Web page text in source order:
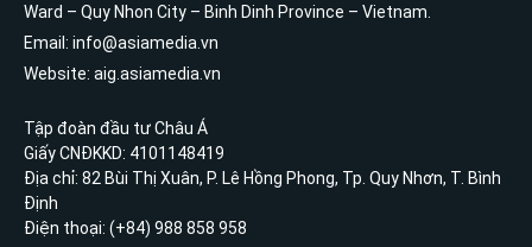
Ward – Quy Nhon City – Binh Dinh Province – Vietnam.
Email: info@asiamedia.vn
Website: aig.asiamedia.vn
Tập đoàn đầu tư Châu Á
Giấy CNĐKKD: 4101148419
Địa chỉ: 82 Bùi Thị Xuân, P. Lê Hồng Phong, Tp. Quy Nhơn, T. Bình
Định
Điện thoại: (+84) 988 858 958